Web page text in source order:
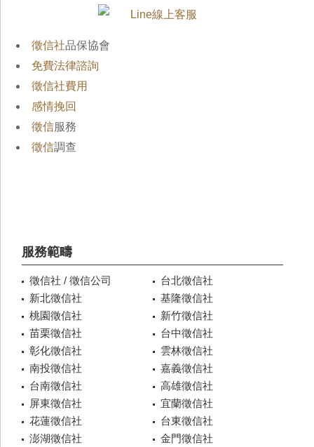
徵信社品保協會
免費法律諮詢
徵信社費用
感情挽回
徵信服務
徵信調查
服務範疇
徵信社 / 徵信公司
台北徵信社
新北徵信社
基隆徵信社
桃園徵信社
新竹徵信社
苗栗徵信社
台中徵信社
彰化徵信社
雲林徵信社
南投徵信社
嘉義徵信社
台南徵信社
高雄徵信社
屏東徵信社
宜蘭徵信社
花蓮徵信社
台東徵信社
澎湖徵信社
金門徵信社